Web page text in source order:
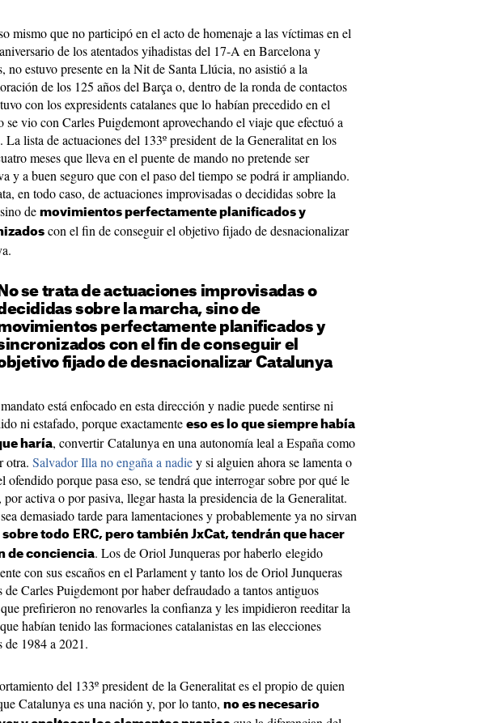
mismo que no participó en el acto de homenaje a las víctimas en el
de los atentados yihadistas del 17-A en Barcelona y
no estuvo presente en la Nit de Santa Llúcia, no asistió a la
de los 125 años del Barça o, dentro de la ronda de contactos
con los expresidents catalanes que lo habían precedido en el
se vio con Carles Puigdemont aprovechando el viaje que efectuó a
La lista de actuaciones del 133º president de la Generalitat en los
meses que lleva en el puente de mando no pretende ser
y a buen seguro que con el paso del tiempo se podrá ir ampliando.
en todo caso, de actuaciones improvisadas o decididas sobre la
de movimientos perfectamente planificados y
con el fin de conseguir el objetivo fijado de desnacionalizar
No se trata de actuaciones improvisadas o
sobre la marcha, sino de
perfectamente planificados y
con el fin de conseguir el
fijado de desnacionalizar Catalunya
está enfocado en esta dirección y nadie puede sentirse ni
ni estafado, porque exactamente eso es lo que siempre había
haría, convertir Catalunya en una autonomía leal a España como
otra. Salvador Illa no engaña a nadiey si alguien ahora se lamenta o
ofendido porque pasa eso, se tendrá que interrogar sobre por qué le
activa o por pasiva, llegar hasta la presidencia de la Generalitat.
demasiado tarde para lamentaciones y probablemente ya no sirvan
sobre todo ERC, pero también JxCat, tendrán que hacer
de conciencia. Los de Oriol Junqueras por haberlo elegido
con sus escaños en el Parlament y tanto los de Oriol Junqueras
de Carles Puigdemont por haber defraudado a tantos antiguos
prefirieron no renovarles la confianza y les impidieron reeditar la
habían tenido las formaciones catalanistas en las elecciones
de 1984 a 2021.
del 133º president de la Generalitat es el propio de quien
Catalunya es una nación y, por lo tanto, no es necesario